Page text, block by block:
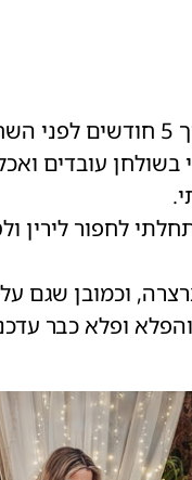
לחפור לירין
וכמובן שגם
ופלא כבר